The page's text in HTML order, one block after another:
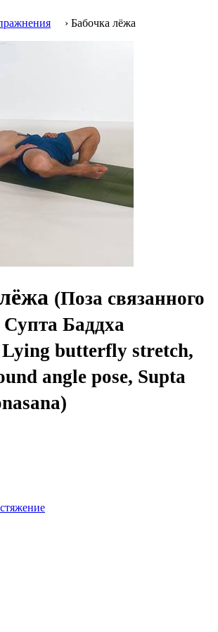
› Бабочка лёжа
(Поза связанного
Баддха
butterfly stretch,
angle pose, Supta